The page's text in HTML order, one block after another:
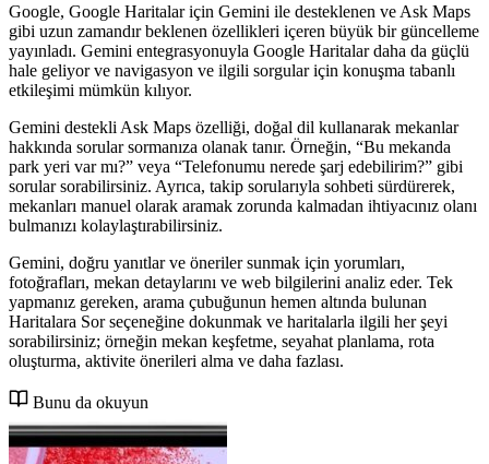
Google, Google Haritalariçin Gemini ile desteklenen ve Ask Maps
gibi uzun zamandır beklenen özellikleri içeren büyük bir güncelleme
yayınladı. Gemini entegrasyonuyla Google Haritalar daha da güçlü
hale geliyor ve navigasyon ve ilgili sorgular için konuşma tabanlı
etkileşimi mümkün kılıyor.
Gemini destekli Ask Maps özelliği, doğal dil kullanarak mekanlar
hakkında sorular sormanıza olanak tanır. Örneğin, “Bu mekanda
park yeri var mı?” veya “Telefonumu nerede şarj edebilirim?” gibi
sorular sorabilirsiniz. Ayrıca, takip sorularıyla sohbeti sürdürerek,
mekanları manuel olarak aramak zorunda kalmadan ihtiyacınız olanı
bulmanızı kolaylaştırabilirsiniz.
Gemini, doğru yanıtlar ve öneriler sunmak için yorumları,
fotoğrafları, mekan detaylarını ve web bilgilerini analiz eder. Tek
yapmanız gereken, arama çubuğunun hemen altında bulunan
Haritalara Sor seçeneğine dokunmak ve haritalarla ilgili her şeyi
sorabilirsiniz; örneğin mekan keşfetme, seyahat planlama, rota
oluşturma, aktivite önerileri alma ve daha fazlası.
Bunu da okuyun